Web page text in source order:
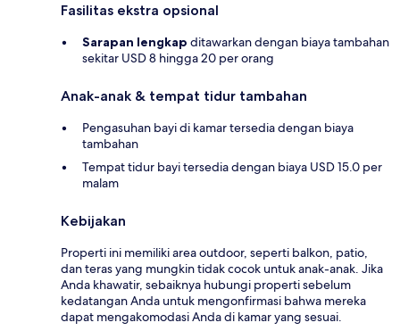
Fasilitas ekstra opsional
Sarapan lengkap ditawarkan dengan biaya tambahan
sekitar USD 8 hingga 20 per orang
Anak-anak & tempat tidur tambahan
Pengasuhan bayi di kamar tersedia dengan biaya
tambahan
Tempat tidur bayi tersedia dengan biaya USD 15.0 per
malam
Kebijakan
Properti ini memiliki area outdoor, seperti balkon, patio,
dan teras yang mungkin tidak cocok untuk anak-anak. Jika
Anda khawatir, sebaiknya hubungi properti sebelum
kedatangan Anda untuk mengonfirmasi bahwa mereka
dapat mengakomodasi Anda di kamar yang sesuai.